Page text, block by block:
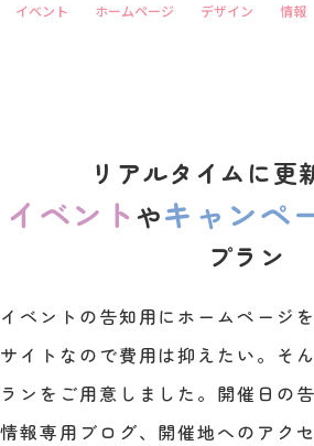
イベント ホームページ デザイン 情報
リアルタイムに更
イベントやキャンペ
プラン
イベントの告知用にホームページ
サイトなので費用は抑えたい。そ
ランをご用意しました。開催日の
情報専用ブログ、開催地へのアク